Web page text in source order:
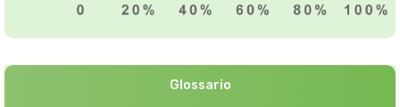
Glossario